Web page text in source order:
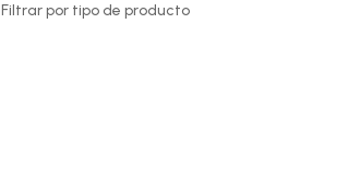
Filtrar por tipo de producto